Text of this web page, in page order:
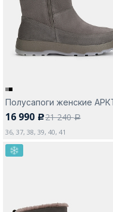
Полусапоги женские
16 990 c21 240a
36, 37, 38, 39, 40, 41